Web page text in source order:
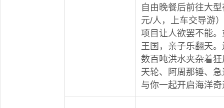
自由晚餐后前往大
元/人，上车交导游
项目让人欲罢不能
王国，亲子乐翻天
数百吨洪水夹杂着
天轮、阿周那锤、
与你一起开启海洋